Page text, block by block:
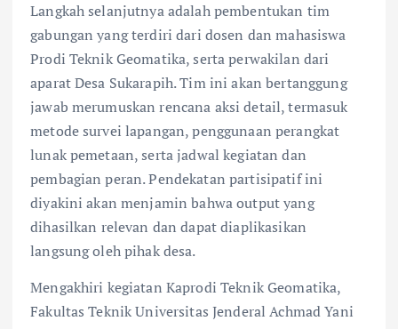
Langkah selanjutnya adalah pembentukan tim
gabungan yang terdiri dari dosen dan mahasiswa
Prodi Teknik Geomatika, serta perwakilan dari
aparat Desa Sukarapih. Tim ini akan bertanggung
jawab merumuskan rencana aksi detail, termasuk
metode survei lapangan, penggunaan perangkat
lunak pemetaan, serta jadwal kegiatan dan
pembagian peran. Pendekatan partisipatif ini
diyakini akan menjamin bahwa output yang
dihasilkan relevan dan dapat diaplikasikan
langsung oleh pihak desa.
Mengakhiri kegiatan Kaprodi Teknik Geomatika,
Fakultas Teknik Universitas Jenderal Achmad Yani